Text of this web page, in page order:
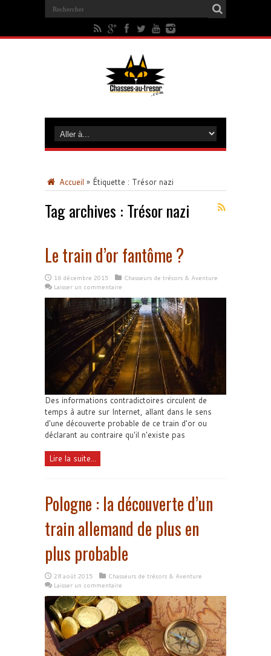
Accueil » Étiquette : Trésor nazi
Tag archives : Trésor nazi
Le train d’or fantôme ?
16 décembre 2015
Chasseurs de trésors & Aventure
Laisser un commentaire
Des informations contradictoires circulent de
temps à autre sur Internet, allant dans le sens
d'une découverte probable de ce train d'or ou
déclarant au contraire qu'il n'existe pas
Lire la suite...
Pologne : la découverte d’un
train allemand de plus en
plus probable
28 août 2015
Chasseurs de trésors & Aventure
Laisser un commentaire